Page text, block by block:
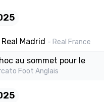
Madrid - Real France
au sommet pour le
Foot Anglais